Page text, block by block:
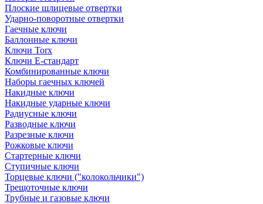
Плоские шлицевые отвертки
Ударно-поворотные отвертки
Гаечные ключи
Баллонные ключи
Ключи Torx
Ключи Е-стандарт
Комбинированные ключи
Наборы гаечных ключей
Накидные ключи
Накидные ударные ключи
Радиусные ключи
Разводные ключи
Разрезные ключи
Рожковые ключи
Стартерные ключи
Ступичные ключи
Торцевые ключи ("колокольчики")
Трещоточные ключи
Трубные и газовые ключи